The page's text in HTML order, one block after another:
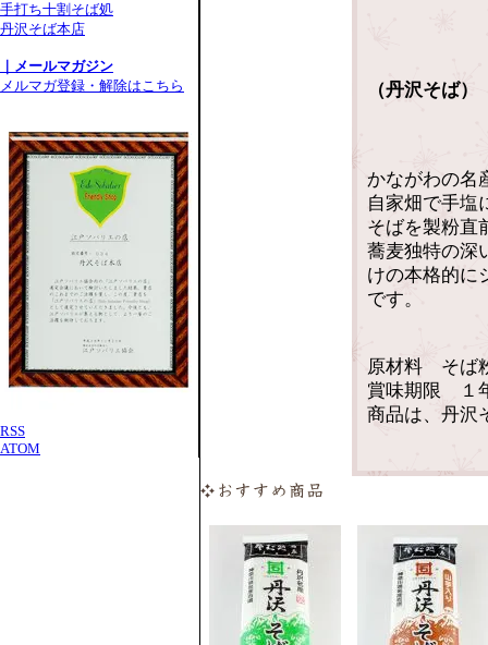
手打ち十割そば処
丹沢そば本店
｜メールマガジン
メルマガ登録・解除はこちら
RSS
ATOM
（丹沢そば）
かながわの名
自家畑で手塩
そばを製粉直
蕎麦独特の深
けの本格的に
です。
原材料 そば
賞味期限 １
商品は、丹沢